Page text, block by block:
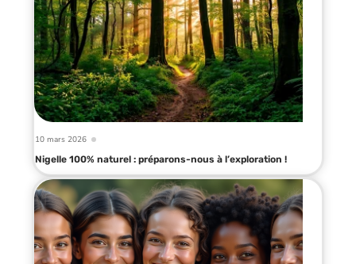
10 mars 2026
Nigelle 100% naturel : préparons-nous à l’exploration !